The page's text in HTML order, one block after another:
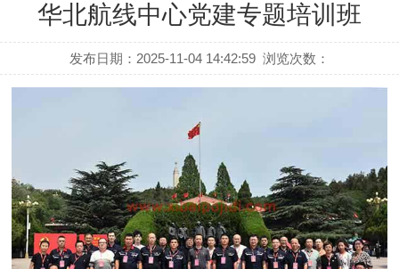
华北航线中心党建专题培训班
发布日期：2025-11-04 14:42:59 浏览次数：